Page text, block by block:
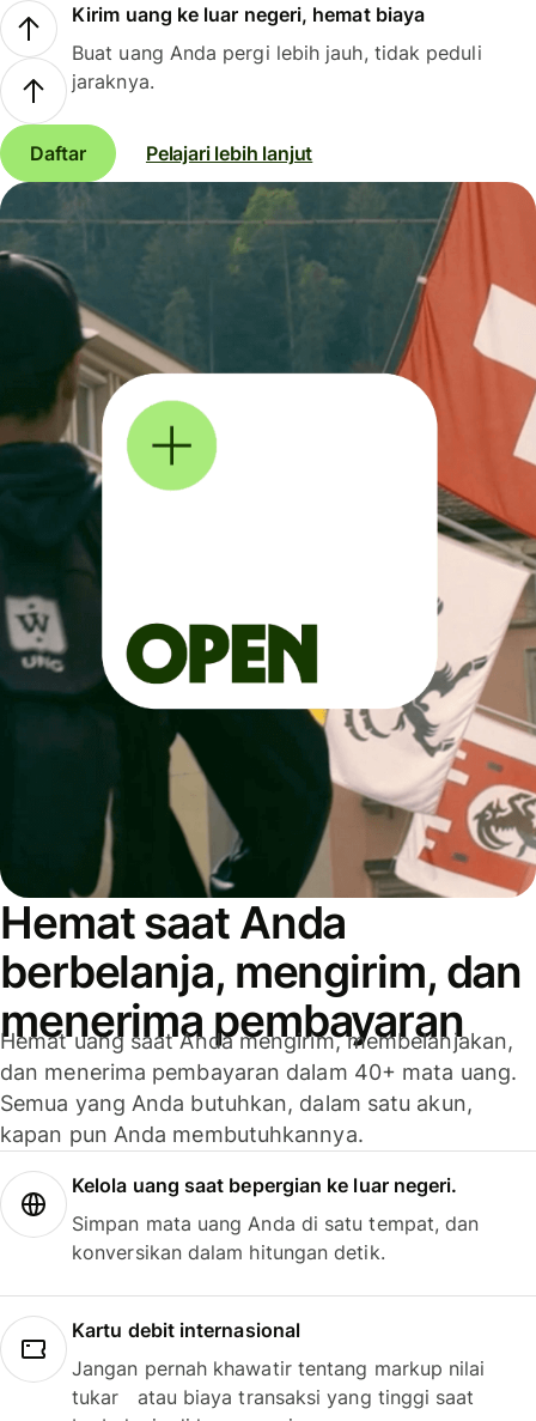
Kirim uang ke luar negeri, hemat biaya
Buat uang Anda pergi lebih jauh, tidak peduli
jaraknya.
Daftar Pelajari lebih lanjut
Hemat saat Anda
berbelanja, mengirim, dan
menerima pembayaran
Hemat uang saat Anda mengirim, membelanjakan,
dan menerima pembayaran dalam 40+ mata uang.
Semua yang Anda butuhkan, dalam satu akun,
kapan pun Anda membutuhkannya.
Kelola uang saat bepergian ke luar negeri.
Simpan mata uang Anda di satu tempat, dan
konversikan dalam hitungan detik.
Kartu debit internasional
Jangan pernah khawatir tentang markup nilai
tukar atau biaya transaksi yang tinggi saat